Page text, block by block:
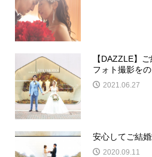
【DAZZLE】
フォト撮影をの
2021.06.27
安心してご結
2020.09.11